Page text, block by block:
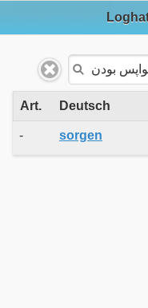
Art. Deutsch
- sorgen